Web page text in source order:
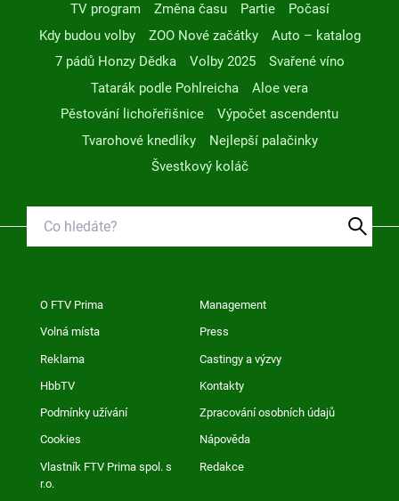
TV program
Změna času Partie
Počasí
Kdy budou volby
ZOO Nové začátky
Auto – katalog
7 pádů Honzy Dědka
Volby 2025
Svařené víno
Tatarák podle Pohlreicha
Aloe vera
Pěstování lichořeřišnice
Výpočet ascendentu
Tvarohové knedlíky
Nejlepší palačinky
Švestkový koláč
O FTV Prima Management
Volná místa Press
Reklama Castingy a výzvy
HbbTV Kontakty
Podmínky užívání Zpracování osobních údajů
Cookies Nápověda
Vlastník FTV Prima spol. s
r.o.
Redakce